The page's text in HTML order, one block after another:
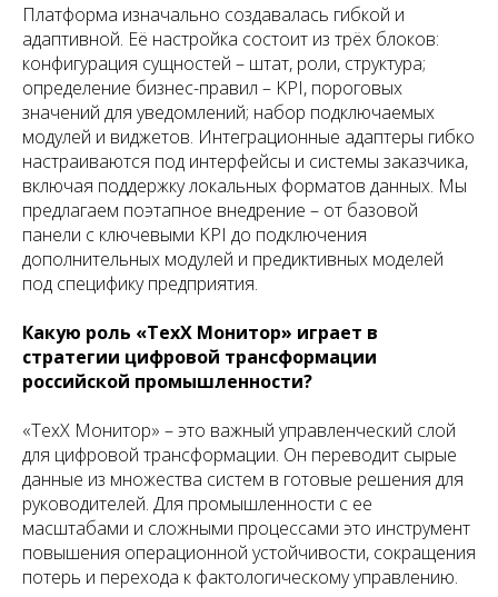
Платформа изначально создавалась гибкой и
адаптивной. Её настройка состоит из трёх блоков:
конфигурация сущностей – штат, роли, структура;
определение бизнес-правил – KPI, пороговых
значений для уведомлений; набор подключаемых
модулей и виджетов. Интеграционные адаптеры гибко
настраиваются под интерфейсы и системы заказчика,
включая поддержку локальных форматов данных. Мы
предлагаем поэтапное внедрение – от базовой
панели с ключевыми KPI до подключения
дополнительных модулей и предиктивных моделей
под специфику предприятия.
Какую роль «ТехХ Монитор» играет в
стратегии цифровой трансформации
российской промышленности?
«ТехХ Монитор» – это важный управленческий слой
для цифровой трансформации. Он переводит сырые
данные из множества систем в готовые решения для
руководителей. Для промышленности с ее
масштабами и сложными процессами это инструмент
повышения операционной устойчивости, сокращения
потерь и перехода к фактологическому управлению.